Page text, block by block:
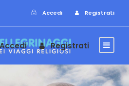
Accedi Registrati
Accedi Registrati